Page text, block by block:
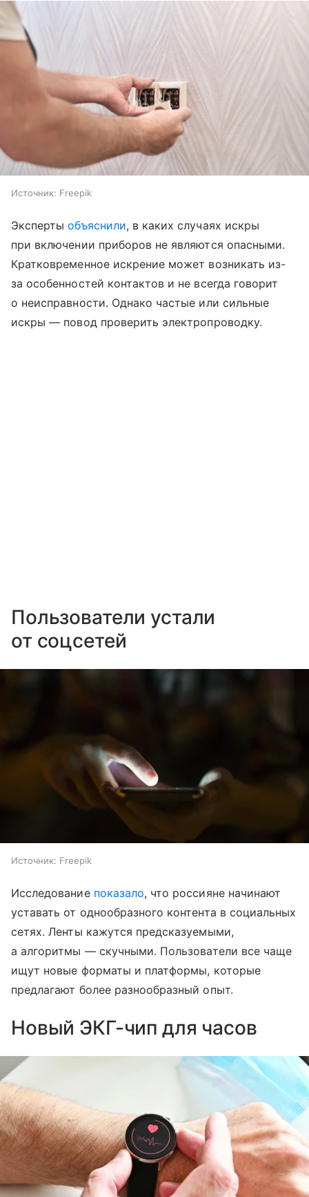
Источник: Freepik
Экспертыобъяснили, в каких случаях искры
при включении приборов не являются опасными.
Кратковременное искрение может возникать из-
за особенностей контактов и не всегда говорит
о неисправности. Однако частые или сильные
искры — повод проверить электропроводку.
Пользователи устали
от соцсетей
Источник: Freepik
Исследование показало, что россияне начинают
уставать от однообразного контента в социальных
сетях. Ленты кажутся предсказуемыми,
а алгоритмы — скучными. Пользователи все чаще
ищут новые форматы и платформы, которые
предлагают более разнообразный опыт.
Новый ЭКГ-чип для часов